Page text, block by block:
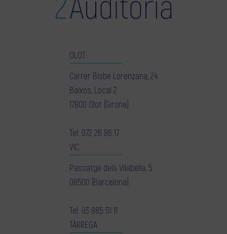
OLOT
Carrer Bisbe Lorenzana, 24
Baixos, Local 2
17800 Olot (Girona)
Tel. 972 26 86 17
VIC
Passatge dels Vilabella, 5
08500 (Barcelona)
Tel. 93 885 51 11
TÀRREGA